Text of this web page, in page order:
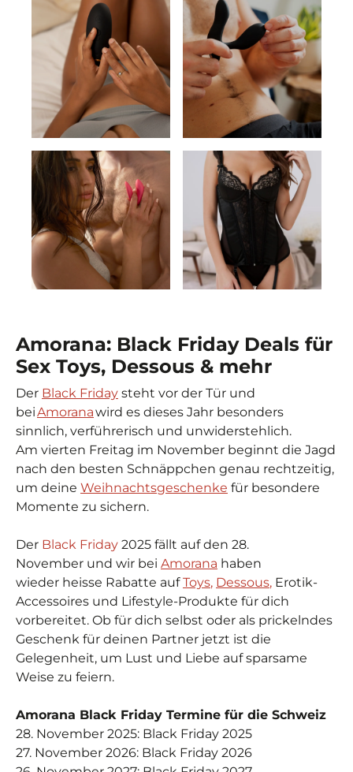
FÜR SIE FÜR IHN
FÜR PAARE DESSOUS
Amorana: Black Friday Deals für
Sex Toys, Dessous & mehr
Der Black Friday steht vor der Tür und
beiAmoranawird es dieses Jahr besonders
sinnlich, verführerisch und unwiderstehlich.
Am vierten Freitag im November beginnt die Jagd
nach den besten Schnäppchen genau rechtzeitig,
um deine Weihnachtsgeschenke für besondere
Momente zu sichern.
Der Black Friday 2025 fällt auf den 28.
November und wir bei Amorana haben
wieder heisse Rabatte aufToys, Dessous, Erotik-
Accessoires und Lifestyle-Produkte für dich
vorbereitet. Ob für dich selbst oder als prickelndes
Geschenk für deinen Partner jetzt ist die
Gelegenheit, um Lust und Liebe auf sparsame
Weise zu feiern.
Amorana Black Friday Termine für die Schweiz
28. November 2025: Black Friday 2025
27. November 2026: Black Friday 2026